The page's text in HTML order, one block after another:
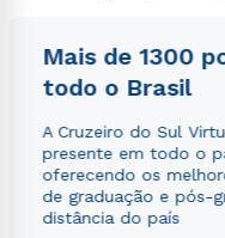
Mais de 1300
todo o Brasil
A Cruzeiro do Sul
presente em todo o
oferecendo os
de graduação e pós-
distância do país
autorizo que meus
envio de conteúdos